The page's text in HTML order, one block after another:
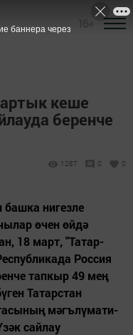
кеше
беренче
1287 0 0
нигезле
өчен өйдә
18 март, "Татар-
Россия
тапкыр 49 мең
Татарстан
мәгълүмати-
сайлау
баннера через